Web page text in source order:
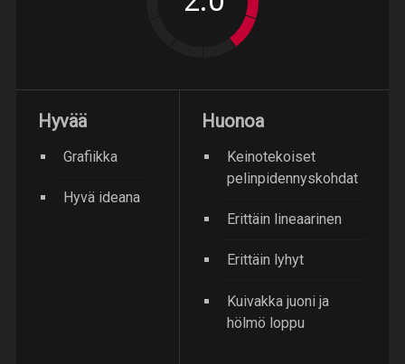
Hyvää
Grafiikka
Hyvä ideana
Huonoa
Keinotekoiset
pelinpidennyskohdat
Erittäin lineaarinen
Erittäin lyhyt
Kuivakka juoni ja
hölmö loppu